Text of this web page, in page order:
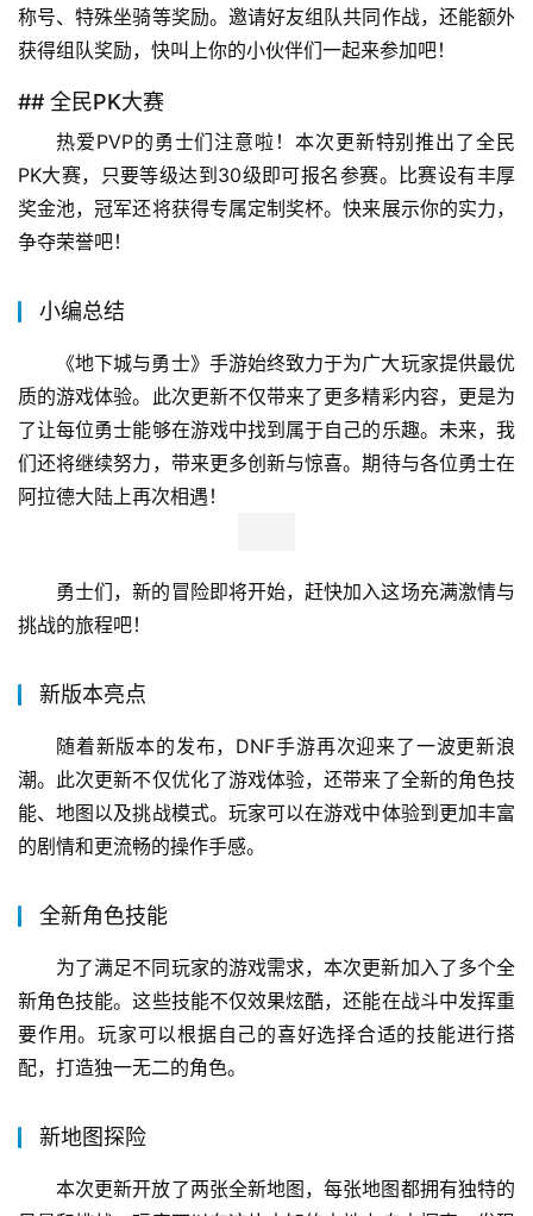
称号、特殊坐骑等奖励。邀请好友组队共同作战，还能额外
获得组队奖励，快叫上你的小伙伴们一起来参加吧！
## 全民PK大赛
热爱PVP的勇士们注意啦！本次更新特别推出了全民
PK大赛，只要等级达到30级即可报名参赛。比赛设有丰厚
奖金池，冠军还将获得专属定制奖杯。快来展示你的实力，
争夺荣誉吧！
小编总结
《地下城与勇士》手游始终致力于为广大玩家提供最优
质的游戏体验。此次更新不仅带来了更多精彩内容，更是为
了让每位勇士能够在游戏中找到属于自己的乐趣。未来，我
们还将继续努力，带来更多创新与惊喜。期待与各位勇士在
阿拉德大陆上再次相遇！
勇士们，新的冒险即将开始，赶快加入这场充满激情与
挑战的旅程吧！
新版本亮点
随着新版本的发布，DNF手游再次迎来了一波更新浪
潮。此次更新不仅优化了游戏体验，还带来了全新的角色技
能、地图以及挑战模式。玩家可以在游戏中体验到更加丰富
的剧情和更流畅的操作手感。
全新角色技能
为了满足不同玩家的游戏需求，本次更新加入了多个全
新角色技能。这些技能不仅效果炫酷，还能在战斗中发挥重
要作用。玩家可以根据自己的喜好选择合适的技能进行搭
配，打造独一无二的角色。
新地图探险
本次更新开放了两张全新地图，每张地图都拥有独特的